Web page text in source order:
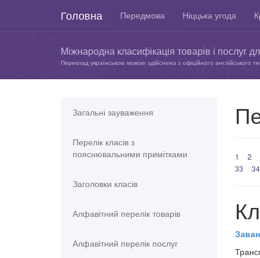
Головна Передмова Ніццька угода
Міжнародна класифікація товарів і послуг
Переклад українською мовою здійснено з офіційного англійського
Загальні зауваження
Перелік класів з
пояснювальними примітками
Заголовки класів
Алфавітний перелік товарів
Алфавітний перелік послуг
1 2
33
34